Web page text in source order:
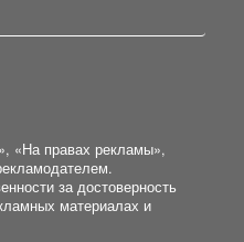
«На правах рекламы»,
за достоверность
материалах и